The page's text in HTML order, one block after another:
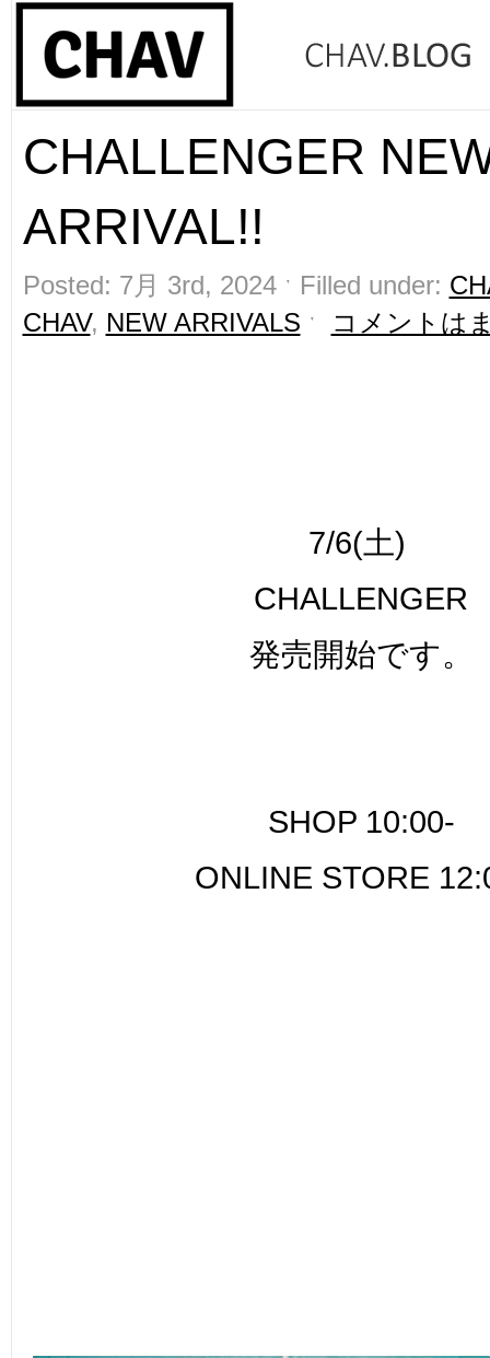
CHALLENGER
ARRIVAL!!
Posted: 7月 3rd, 2024 ˑ Filled under:
CHAV, NEW ARRIVALS ˑ コメントは
7/6(土)
CHALLENGER
発売開始です。
SHOP 10:00-
ONLINE STORE